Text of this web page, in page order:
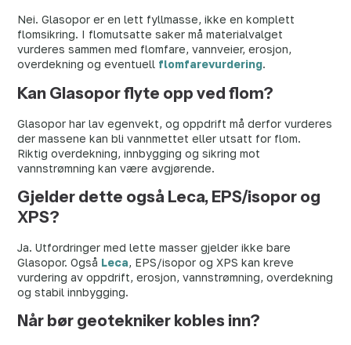
Nei. Glasopor er en lett fyllmasse, ikke en komplett
flomsikring. I flomutsatte saker må materialvalget
vurderes sammen med flomfare, vannveier, erosjon,
overdekning og eventuell flomfarevurdering.
Kan Glasopor flyte opp ved flom?
Glasopor har lav egenvekt, og oppdrift må derfor vurderes
der massene kan bli vannmettet eller utsatt for flom.
Riktig overdekning, innbygging og sikring mot
vannstrømning kan være avgjørende.
Gjelder dette også Leca, EPS/isopor og
XPS?
Ja. Utfordringer med lette masser gjelder ikke bare
Glasopor. Også Leca, EPS/isopor og XPS kan kreve
vurdering av oppdrift, erosjon, vannstrømning, overdekning
og stabil innbygging.
Når bør geotekniker kobles inn?